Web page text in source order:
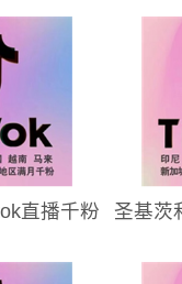
直播千粉
圣基茨